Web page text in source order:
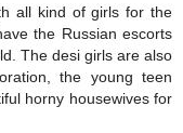
all kind of girls for the
the Russian escorts
The desi girls are also
the young teen
horny housewives for